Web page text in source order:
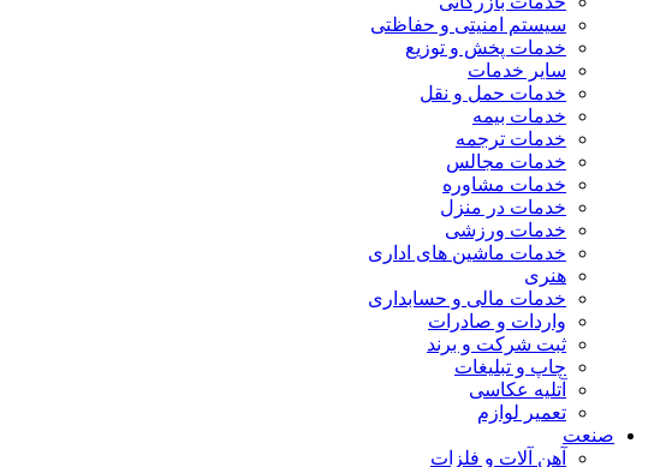
سیستم امنیتی و حفاظتی
خدمات پخش و توزیع
سایر خدمات
خدمات حمل و نقل
خدمات بیمه
خدمات ترجمه
خدمات مجالس
خدمات مشاوره
خدمات در منزل
خدمات ورزشی
خدمات ماشین های اداری
هنری
خدمات مالی و حسابداری
واردات و صادرات
ثبت شرکت و برند
چاپ و تبلیغات
آتلیه عکاسی
تعمیر لوازم
صنعت
آهن آلات و فلزات